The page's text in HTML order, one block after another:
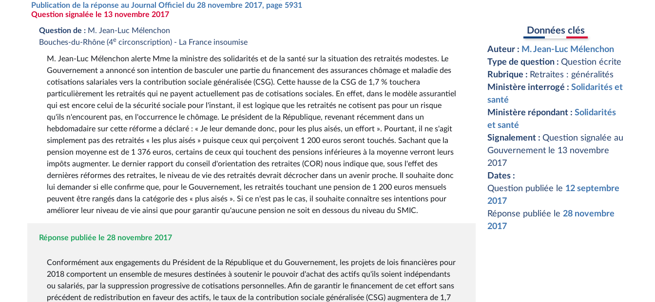
Publication de la réponse au Journal Officiel du 28 novembre 2017, page 5931
Question signalée le 13 novembre 2017
Question de : M. Jean-Luc Mélenchon
Bouches-du-Rhône (4e circonscription) - La France insoumise
M. Jean-Luc Mélenchon alerte Mme la ministre des solidarités et de la santé sur la situation des retraités modestes. Le
Gouvernement a annoncé son intention de basculer une partie du financement des assurances chômage et maladie des
cotisations salariales vers la contribution sociale généralisée (CSG). Cette hausse de la CSG de 1,7 % touchera
particulièrement les retraités qui ne payent actuellement pas de cotisations sociales. En effet, dans le modèle assurantiel
qui est encore celui de la sécurité sociale pour l'instant, il est logique que les retraités ne cotisent pas pour un risque
qu'ils n'encourent pas, en l'occurrence le chômage. Le président de la République, revenant récemment dans un
hebdomadaire sur cette réforme a déclaré : « Je leur demande donc, pour les plus aisés, un effort ». Pourtant, il ne s'agit
simplement pas des retraités « les plus aisés » puisque ceux qui perçoivent 1 200 euros seront touchés. Sachant que la
pension moyenne est de 1 376 euros, certains de ceux qui touchent des pensions inférieures à la moyenne verront leurs
impôts augmenter. Le dernier rapport du conseil d'orientation des retraites (COR) nous indique que, sous l'effet des
dernières réformes des retraites, le niveau de vie des retraités devrait décrocher dans un avenir proche. Il souhaite donc
lui demander si elle confirme que, pour le Gouvernement, les retraités touchant une pension de 1 200 euros mensuels
peuvent être rangés dans la catégorie des « plus aisés ». Si ce n'est pas le cas, il souhaite connaître ses intentions pour
améliorer leur niveau de vie ainsi que pour garantir qu'aucune pension ne soit en dessous du niveau du SMIC.
Réponse publiée le 28 novembre 2017
Conformément aux engagements du Président de la République et du Gouvernement, les projets de lois financières pour
2018 comportent un ensemble de mesures destinées à soutenir le pouvoir d'achat des actifs qu'ils soient indépendants
ou salariés, par la suppression progressive de cotisations personnelles. Afin de garantir le financement de cet effort sans
précédent de redistribution en faveur des actifs, le taux de la contribution sociale généralisée (CSG) augmentera de 1,7
Données clés
Auteur : M. Jean-Luc Mélenchon
Type de question : Question écrite
Rubrique : Retraites : généralités
Ministère interrogé : Solidarités et
santé
Ministère répondant : Solidarités
et santé
Signalement : Question signalée au
Gouvernement le 13 novembre
2017
Dates :
Question publiée le 12 septembre
2017
Réponse publiée le 28 novembre
2017